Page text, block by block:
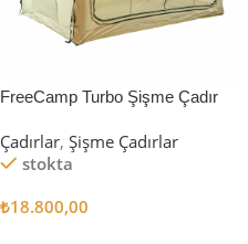
FreeCamp Turbo Şişme Çadır
Çadırlar, Şişme Çadırlar
stokta
₺18.800,00